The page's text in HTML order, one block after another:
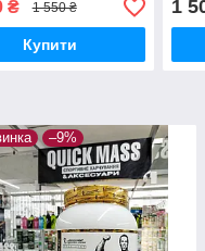
₴ 1 550 ₴
Купити
1
–9%